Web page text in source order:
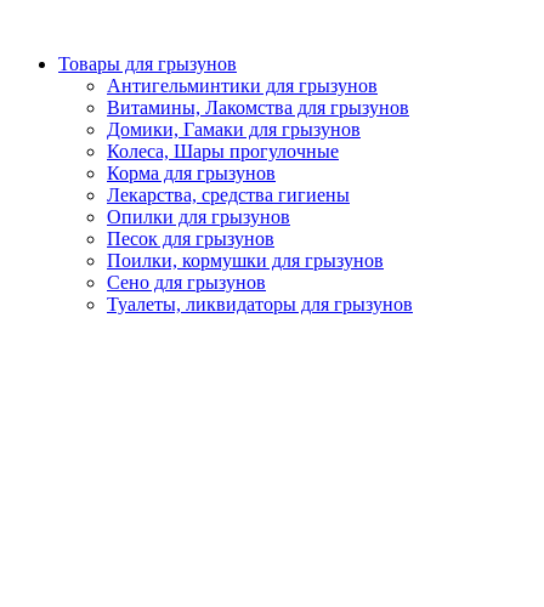
Товары для грызунов
Антигельминтики для грызунов
Витамины, Лакомства для грызунов
Домики, Гамаки для грызунов
Колеса, Шары прогулочные
Корма для грызунов
Лекарства, средства гигиены
Опилки для грызунов
Песок для грызунов
Поилки, кормушки для грызунов
Сено для грызунов
Туалеты, ликвидаторы для грызунов